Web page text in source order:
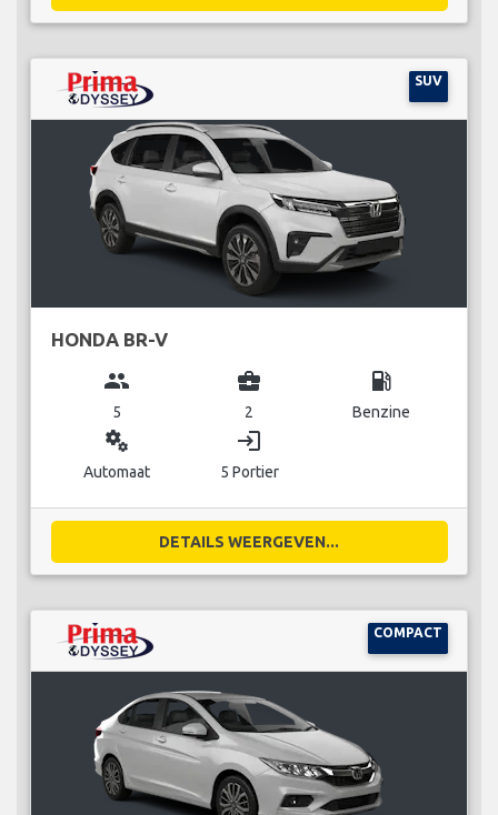
SUV
HONDA BR-V
group
5
business_center
2
local_gas_station
Benzine
miscellaneous_services
Automaat
login
5 Portier
DETAILS WEERGEVEN...
COMPACT